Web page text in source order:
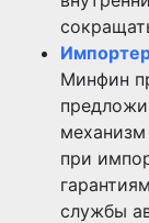
Минфин
механизм
при
службы